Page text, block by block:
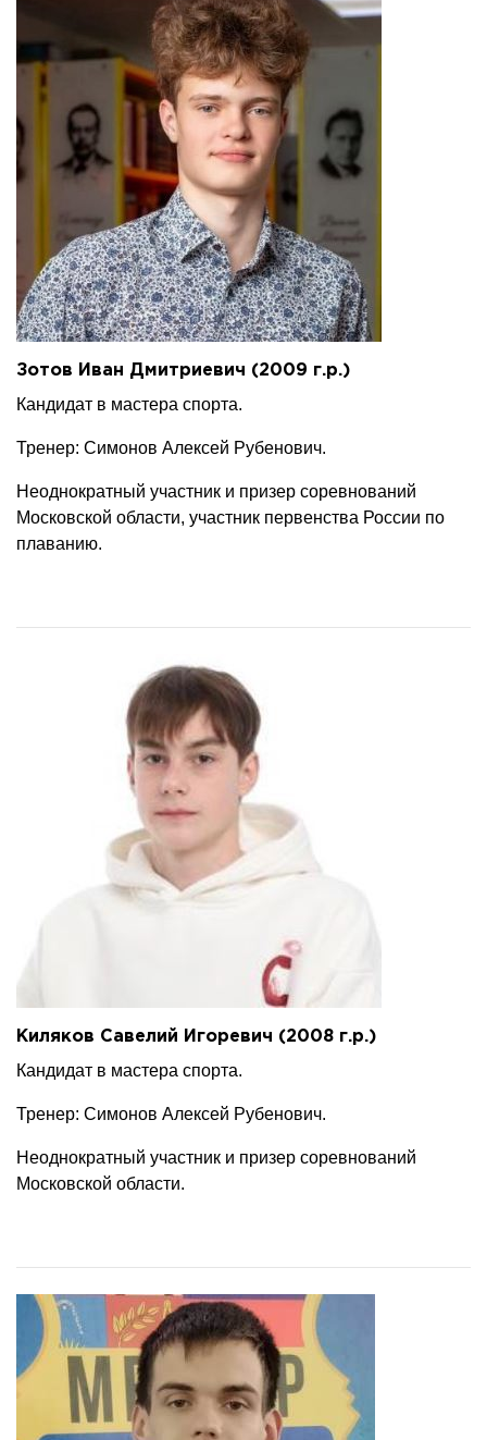
Зотов Иван Дмитриевич (2009 г.р.)
Кандидат в мастера спорта.
Тренер: Симонов Алексей Рубенович.
Неоднократный участник и призер соревнований
Московской области, участник первенства России по
плаванию.
Киляков Савелий Игоревич (2008 г.р.)
Кандидат в мастера спорта.
Тренер: Симонов Алексей Рубенович.
Неоднократный участник и призер соревнований
Московской области.